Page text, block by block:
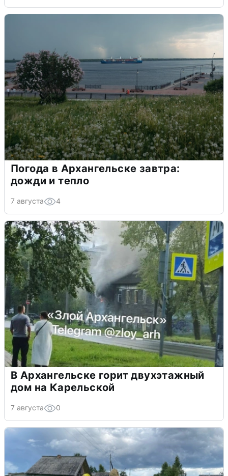
Погода в Архангельске завтра:
дожди и тепло
7 августа 4
В Архангельске горит двухэтажный
дом на Карельской
7 августа 0